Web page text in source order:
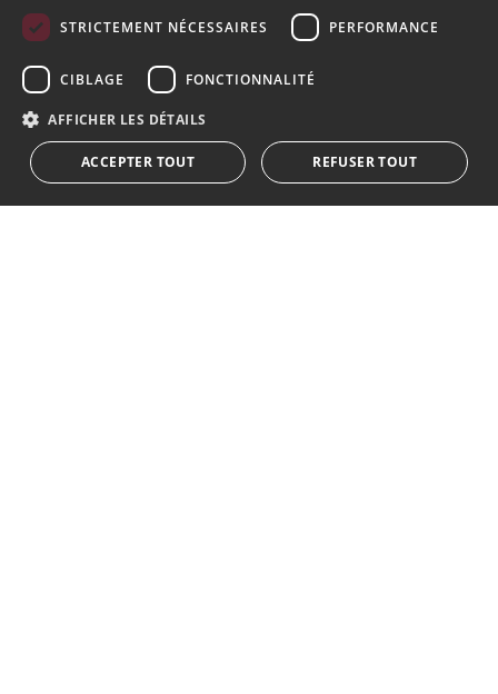
S´abonner à notre lettre d'information
le style de vie à Marbella
STRICTEMENT NÉCESSAIRES PERFORMANCE
CIBLAGE FONCTIONNALITÉ
AFFICHER LES DÉTAILS
ACCEPTER TOUT REFUSER TOUT